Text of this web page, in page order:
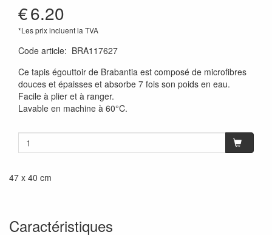
€6.20
*Les prix incluent la TVA
Code article: BRA117627
Ce tapis égouttoir de Brabantia est composé de microfibres
douces et épaisses et absorbe 7 fois son poids en eau.
Facile à plier et à ranger.
Lavable en machine à 60°C.
47 x 40 cm
Caractéristiques